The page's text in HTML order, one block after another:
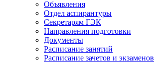
Объявления
Отдел аспирантуры
Секретарям ГЭК
Направления подготовки
Документы
Расписание занятий
Расписание зачетов и экзаменов